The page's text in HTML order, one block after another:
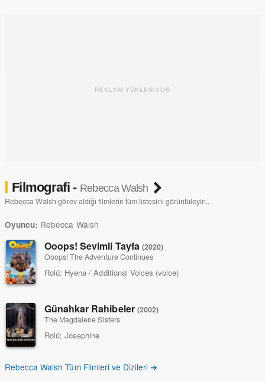
REKLAM YÜKLENİYOR
Filmografi - Rebecca Walsh
Rebecca Walsh görev aldığı filmlerin tüm listesini görüntüleyin..
Oyuncu: Rebecca Walsh
Ooops! Sevimli Tayfa (2020)
Ooops! The Adventure Continues
Rolü: Hyena / Additional Voices (voice)
Günahkar Rahibeler (2002)
The Magdalene Sisters
Rolü: Josephine
Rebecca Walsh Tüm Filmleri ve Dizileri ➔